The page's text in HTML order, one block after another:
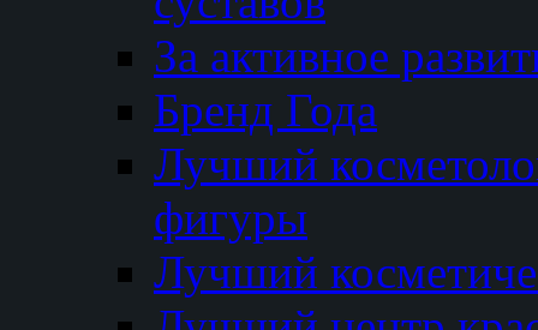
За активное
Бренд Года
Лучший
фигуры
Лучший